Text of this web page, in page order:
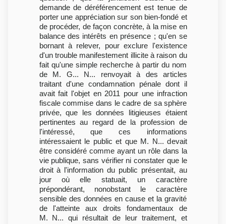
demande de déréférencement est tenue de
porter une appréciation sur son bien-fondé et
de procéder, de façon concrète, à la mise en
balance des intérêts en présence ; qu'en se
bornant à relever, pour exclure l'existence
d'un trouble manifestement illicite à raison du
fait qu'une simple recherche à partir du nom
de M. G... N... renvoyait à des articles
traitant d'une condamnation pénale dont il
avait fait l'objet en 2011 pour une infraction
fiscale commise dans le cadre de sa sphère
privée, que les données litigieuses étaient
pertinentes au regard de la profession de
l'intéressé, que ces informations
intéressaient le public et que M. N... devait
être considéré comme ayant un rôle dans la
vie publique, sans vérifier ni constater que le
droit à l'information du public présentait, au
jour où elle statuait, un caractère
prépondérant, nonobstant le caractère
sensible des données en cause et la gravité
de l'atteinte aux droits fondamentaux de
M. N... qui résultait de leur traitement, et